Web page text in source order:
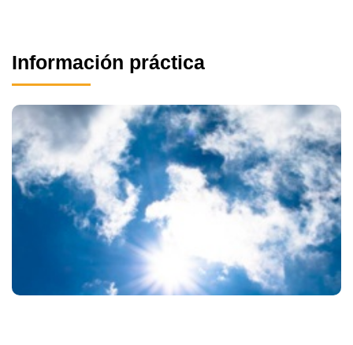
Información práctica